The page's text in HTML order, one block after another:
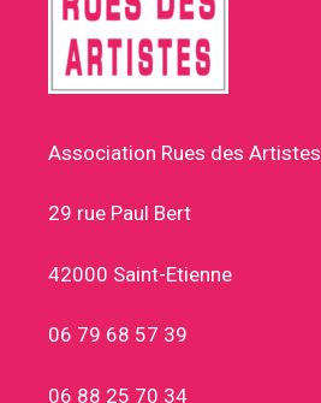
Association Rues des Artistes
29 rue Paul Bert
42000 Saint-Etienne
06 79 68 57 39
06 88 25 70 34